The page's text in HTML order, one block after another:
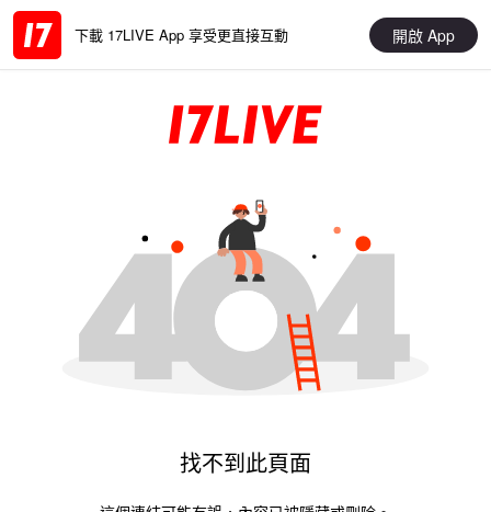
下載 17LIVE App 享受更直接互動 開啟 App
找不到此頁面